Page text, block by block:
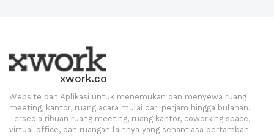
xwork.co
Website dan Aplikasi untuk menemukan dan menyewa ruang
meeting, kantor, ruang acara mulai dari perjam hingga bulanan.
Tersedia ribuan ruang meeting, ruang kantor, coworking space,
virtual office, dan ruangan lainnya yang senantiasa bertambah